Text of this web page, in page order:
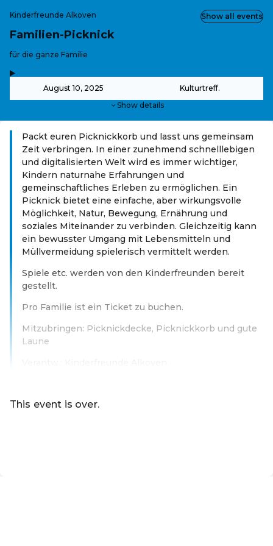
Kinderfreunde Alkoven
Familien-Picknick
-
für die ganze Familie
August 10, 2025 Kulturtreff.
Show details
Show all events
Packt euren Picknickkorb und lasst uns gemeinsam
Zeit verbringen. In einer zunehmend schnelllebigen
und digitalisierten Welt wird es immer wichtiger,
Kindern naturnahe Erfahrungen und
gemeinschaftliches Erleben zu ermöglichen. Ein
Picknick bietet eine einfache, aber wirkungsvolle
Möglichkeit, Natur, Bewegung, Ernährung und
soziales Miteinander zu verbinden. Gleichzeitig kann
ein bewusster Umgang mit Lebensmitteln und
Müllvermeidung spielerisch vermittelt werden.
Spiele etc. werden von den Kinderfreunden bereit
gestellt.
Pro Familie ist ein Ticket zu buchen.
Mitzubringen: Picknickdecke, Picknickkorb und gute
Laune
This event is over.